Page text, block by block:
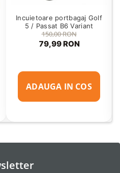
Incuietoare portbagaj Golf
5 / Passat B6 Variant
150,00 RON
79,99 RON
ADAUGA IN COS